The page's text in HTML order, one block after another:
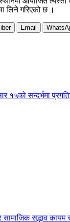
लिने गरिएको छ ।
Email
सन्दर्भमा